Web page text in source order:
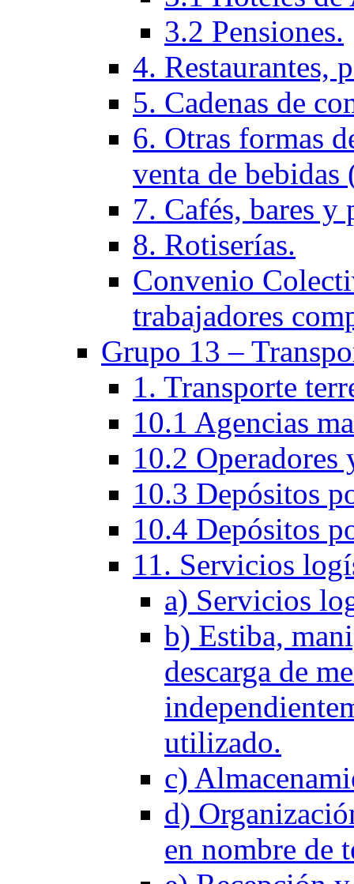
3.2 Pensiones.
4. Restaurantes,
5. Cadenas de
6. Otras formas
venta de bebidas
7. Cafés, bares y
8. Rotiserías.
Convenio
trabajadores
Grupo 13 –
1. Transporte
10.1 Agencias
10.2 Operadores
10.3 Depósitos
10.4 Depósitos
11. Servicios
a) Servicios
b) Estiba,
descarga de
utilizado.
c)
d)
en nombre de